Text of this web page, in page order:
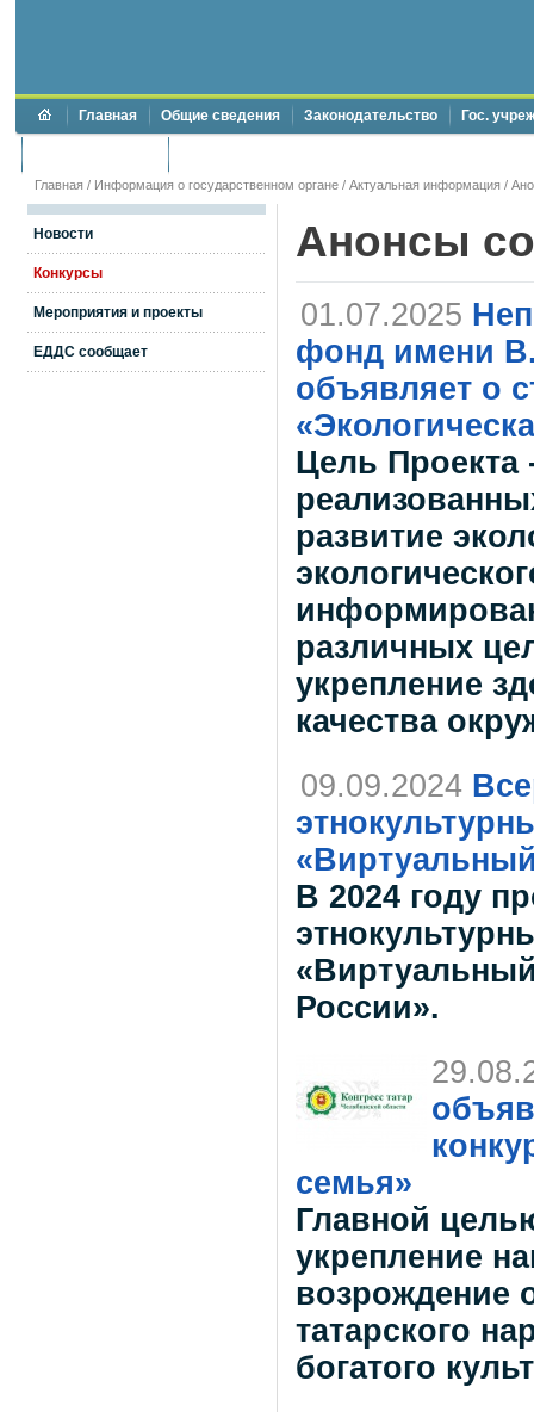
Главная Общие сведения Законодательство Гос.
Главная / Информация о государственном органе / Актуальная информация /
Новости
Конкурсы
Мероприятия и проекты
ЕДДС сообщает
Анонсы
01.07.2025
фонд имени
объявляет о
Цель Проекта
развитие
различных
укрепление
качества
09.09.2024
В 2024 году
России».
семья»
Главной
укрепление
возрождение
татарского
богатого